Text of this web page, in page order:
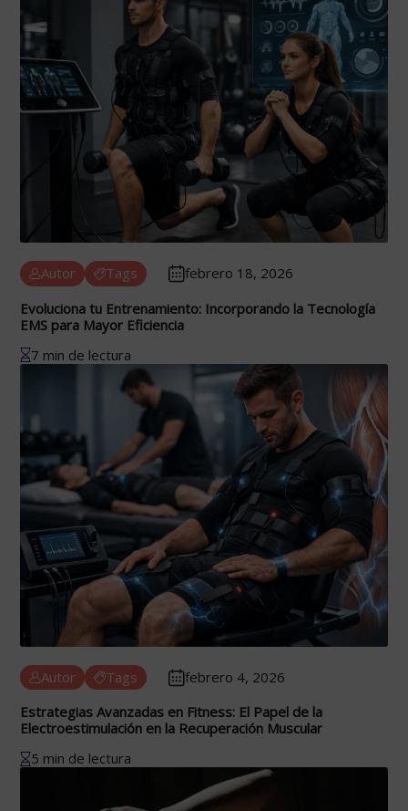
Autor Tags
febrero 18, 2026
Evoluciona tu Entrenamiento: Incorporando la Tecnología
EMS para Mayor Eficiencia
7 min de lectura
Autor Tags
febrero 4, 2026
Estrategias Avanzadas en Fitness: El Papel de la
Electroestimulación en la Recuperación Muscular
5 min de lectura